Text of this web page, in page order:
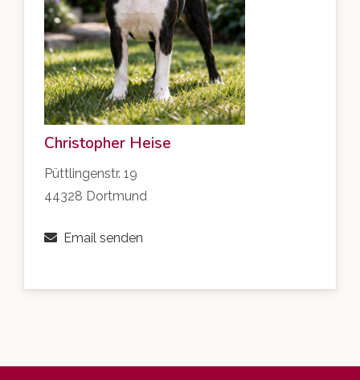
Christopher Heise
Püttlingenstr. 19
44328 Dortmund
Email senden